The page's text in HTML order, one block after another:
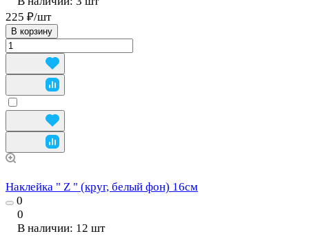
225 ₽/шт
В корзину
Наклейка " Z " (круг, белый фон) 16см
0
0
В наличии: 12 шт